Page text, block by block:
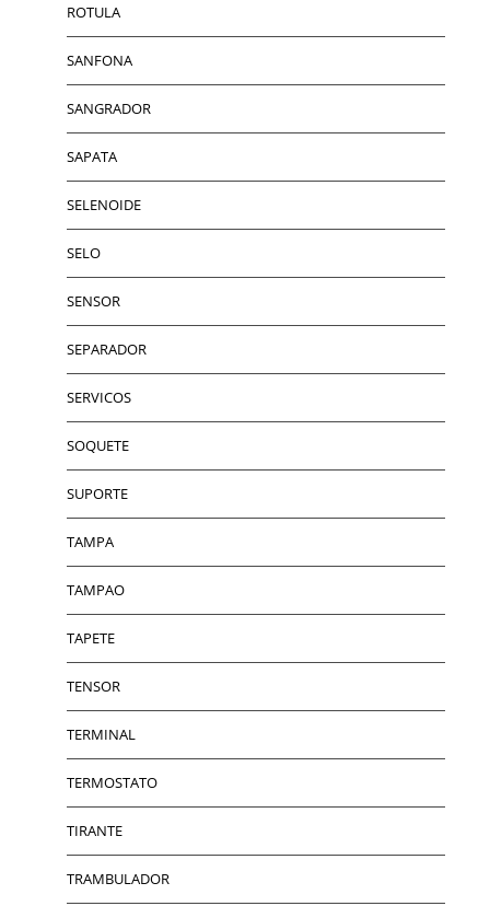
ROTULA
SANFONA
SANGRADOR
SAPATA
SELENOIDE
SELO
SENSOR
SEPARADOR
SERVICOS
SOQUETE
SUPORTE
TAMPA
TAMPAO
TAPETE
TENSOR
TERMINAL
TERMOSTATO
TIRANTE
TRAMBULADOR